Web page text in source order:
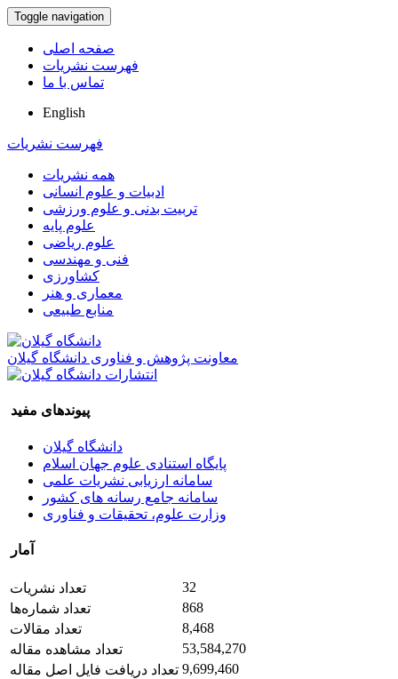
Toggle navigation
صفحه اصلی
فهرست نشریات
تماس با ما
English
فهرست نشریات
همه نشریات
ادبیات و علوم انسانی
تربیت بدنی و علوم ورزشی
علوم پایه
علوم ریاضی
فنی و مهندسی
کشاورزی
معماری و هنر
منابع طبیعی
معاونت پژوهش و فناوری دانشگاه گیلان
پیوندهای مفید
دانشگاه گیلان
پایگاه استنادی علوم جهان اسلام
سامانه ارزیابی نشریات علمی
سامانه جامع رسانه های کشور
وزارت علوم، تحقیقات و فناوری
آمار
تعداد نشریات
32
تعداد شماره‌ها
868
تعداد مقالات
8,468
تعداد مشاهده مقاله
53,584,270
تعداد دریافت فایل اصل مقاله 9,699,460